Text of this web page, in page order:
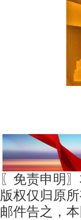
〖免责申明
版权仅归原
邮件告之，